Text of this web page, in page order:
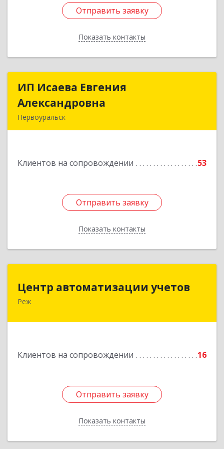
Отправить заявку
Показать контакты
Отправить заявку
Назад
ИП Исаева Евгения
Александровна
Первоуральск
Клиентов на сопровождении 53
Отправить заявку
Показать контакты
ИП Исаева Евгения
Отправить заявку
Назад
Центр автоматизации учетов
Реж
Клиентов на сопровождении 16
Отправить заявку
Показать контакты
623750, Свердловская обл, Режевской р-н, Реж
Отправить заявку
Назад